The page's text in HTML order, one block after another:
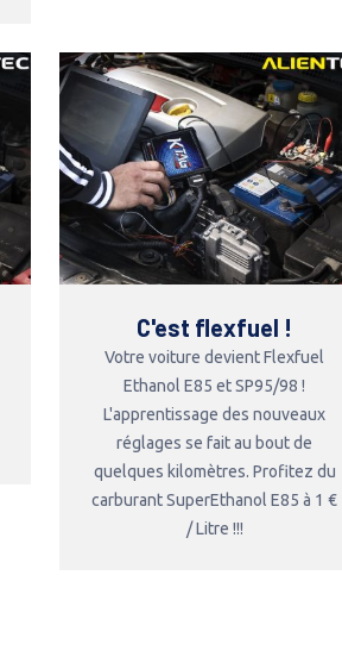
C'est flexfuel !
Votre voiture devient Flexfuel
Ethanol E85 et SP95/98 !
L'apprentissage des nouveaux
réglages se fait au bout de
quelques kilomètres. Profitez du
carburant SuperEthanol E85 à 1 €
/ Litre !!!